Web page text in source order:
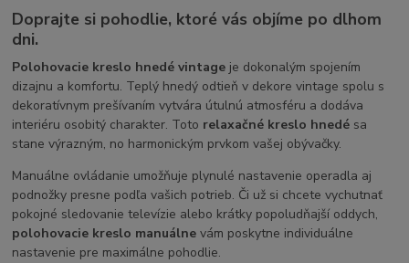
Doprajte si pohodlie, ktoré vás objíme po dlhom
dni.
Polohovacie kreslo hnedé vintage je dokonalým spojením
dizajnu a komfortu. Teplý hnedý odtieň v dekore vintage spolu s
dekoratívnym prešívaním vytvára útulnú atmosféru a dodáva
interiéru osobitý charakter. Toto relaxačné kreslo hnedé sa
stane výrazným, no harmonickým prvkom vašej obývačky.
Manuálne ovládanie umožňuje plynulé nastavenie operadla aj
podnožky presne podľa vašich potrieb. Či už si chcete vychutnať
pokojné sledovanie televízie alebo krátky popoludňajší oddych,
polohovacie kreslo manuálne vám poskytne individuálne
nastavenie pre maximálne pohodlie.